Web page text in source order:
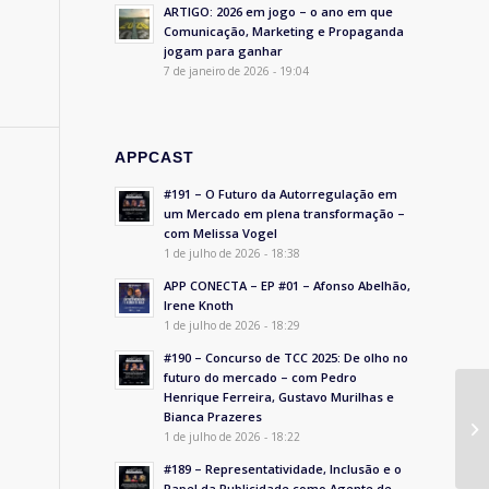
ARTIGO: 2026 em jogo – o ano em que
Comunicação, Marketing e Propaganda
jogam para ganhar
7 de janeiro de 2026 - 19:04
APPCAST
#191 – O Futuro da Autorregulação em
um Mercado em plena transformação –
com Melissa Vogel
1 de julho de 2026 - 18:38
APP CONECTA – EP #01 – Afonso Abelhão,
Irene Knoth
1 de julho de 2026 - 18:29
#190 – Concurso de TCC 2025: De olho no
futuro do mercado – com Pedro
Henrique Ferreira, Gustavo Murilhas e
Bianca Prazeres
1 de julho de 2026 - 18:22
#189 – Representatividade, Inclusão e o